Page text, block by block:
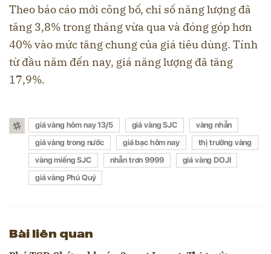
Theo báo cáo mới công bố, chỉ số năng lượng đã
tăng 3,8% trong tháng vừa qua và đóng góp hơn
40% vào mức tăng chung của giá tiêu dùng. Tính
từ đầu năm đến nay, giá năng lượng đã tăng
17,9%.
giá vàng hôm nay 13/5 giá vàng SJC
vàng nhẫn
giá vàng trong nước
giá bạc hôm nay
thị trường vàng
vàng miếng SJC
nhẫn trơn 9999
giá vàng DOJI
giá vàng Phú Quý
Bài liên quan